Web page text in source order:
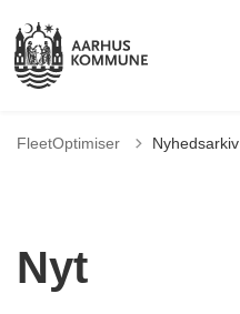
FleetOptimiser Nyhedsarkiv
Nyt